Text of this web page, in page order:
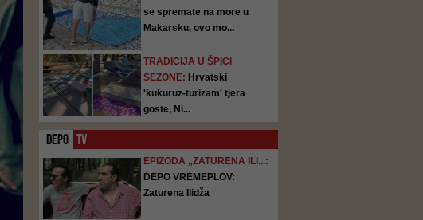
se spremate na more u
Makarsku, ovo mo...
TRADICIJA U ŠPICI
SEZONE: Hrvatski
'kukuruz-turizam' tjera
goste, Ni...
DEPO TV
EPIZODA „ZATURENA ILI...:
DEPO VREMEPLOV:
Zaturena Ilidža